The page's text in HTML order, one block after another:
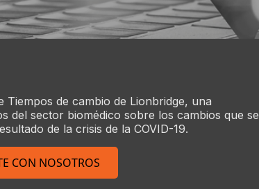
Tiempos de cambio de Lionbridge, una
del sector biomédico sobre los cambios que se
de la crisis de la COVID-19.
CON NOSOTROS